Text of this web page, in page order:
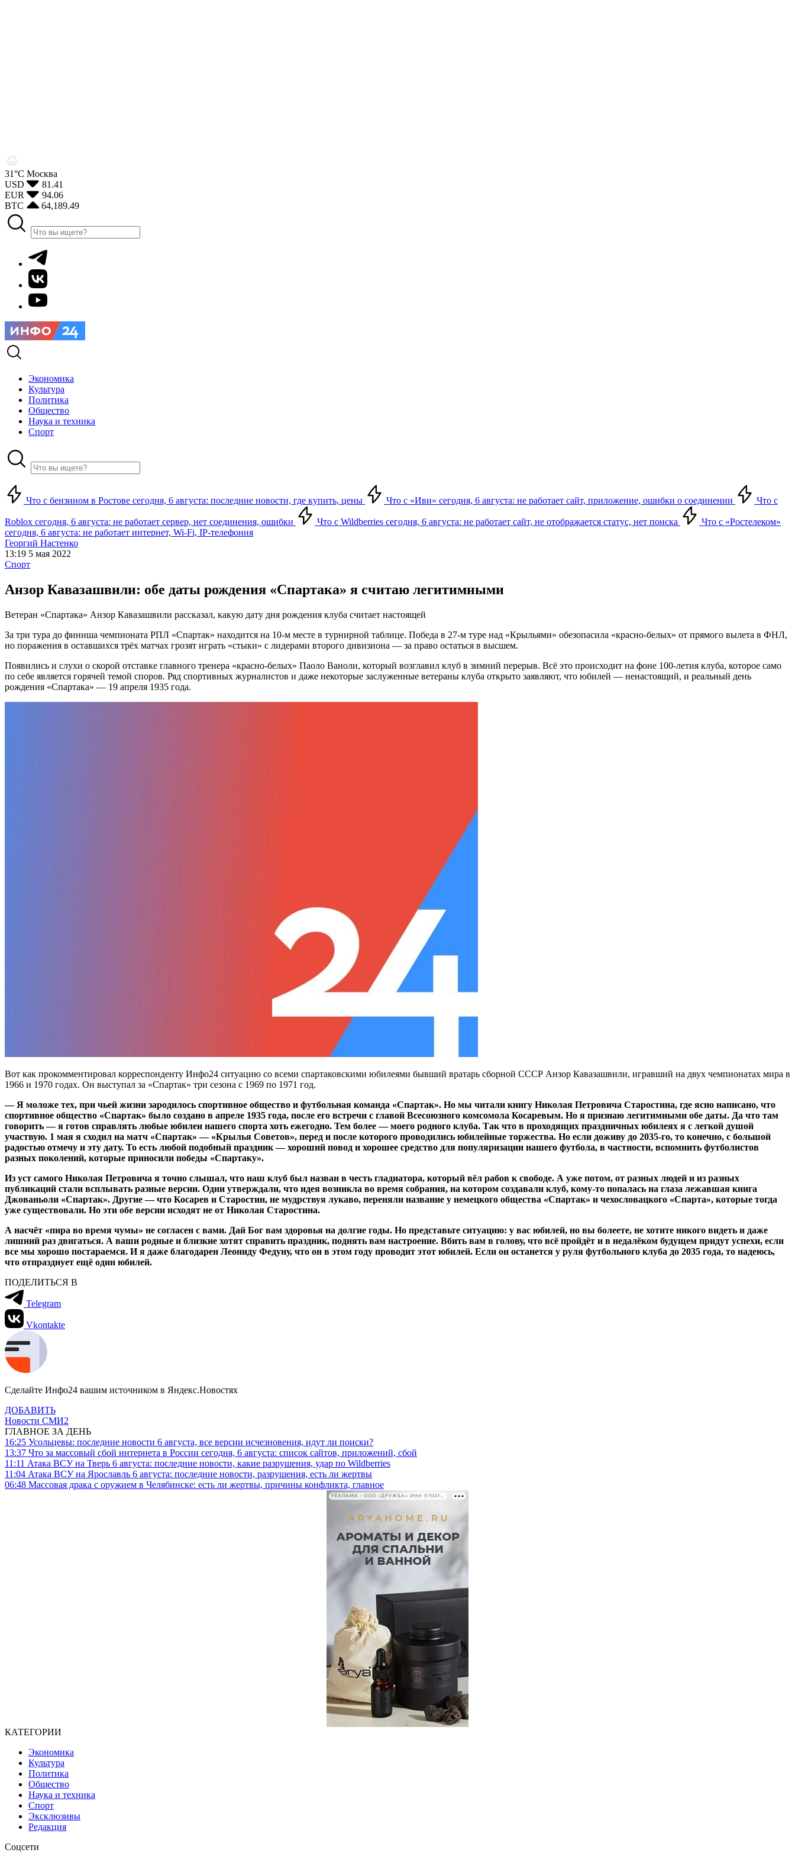
31°С Москва
USD
81.41
EUR
94.06
BTC
64,189.49
Экономика
Культура
Политика
Общество
Наука и техника
Спорт
Что с бензином в Ростове сегодня, 6 августа: последние новости, где купить, цены Что с «Иви» сегодня, 6 августа: не работает сайт, приложение, ошибки о соединении Что с
Roblox сегодня, 6 августа: не работает сервер, нет соединения, ошибки Что с Wildberries сегодня, 6 августа: не работает сайт, не отображается статус, нет поиска
Что с «Ростелеком»
сегодня, 6 августа: не работает интернет, Wi-Fi, IP-телефония
Георгий Настенко
13:19 5 мая 2022
Спорт
Анзор Кавазашвили: обе даты рождения «Спартака» я считаю легитимными
Ветеран «Спартака» Анзор Кавазашвили рассказал, какую дату дня рождения клуба считает настоящей
За три тура до финиша чемпионата РПЛ «Спартак» находится на 10-м месте в турнирной таблице. Победа в 27-м туре над «Крыльями» обезопасила «красно-белых» от прямого вылета в ФНЛ,
но поражения в оставшихся трёх матчах грозят играть «стыки» с лидерами второго дивизиона — за право остаться в высшем.
Появились и слухи о скорой отставке главного тренера «красно-белых» Паоло Ваноли, который возглавил клуб в зимний перерыв. Всё это происходит на фоне 100-летия клуба, которое само
по себе является горячей темой споров. Ряд спортивных журналистов и даже некоторые заслуженные ветераны клуба открыто заявляют, что юбилей — ненастоящий, и реальный день
рождения «Спартака» — 19 апреля 1935 года.
Вот как прокомментировал корреспонденту Инфо24 ситуацию со всеми спартаковскими юбилеями бывший вратарь сборной СССР Анзор Кавазашвили, игравший на двух чемпионатах мира в
1966 и 1970 годах. Он выступал за «Спартак» три сезона с 1969 по 1971 год.
— Я моложе тех, при чьей жизни зародилось спортивное общество и футбольная команда «Спартак». Но мы читали книгу Николая Петровича Старостина, где ясно написано, что
спортивное общество «Спартак» было создано в апреле 1935 года, после его встречи с главой Всесоюзного комсомола Косаревым. Но я признаю легитимными обе даты. Да что там
говорить — я готов справлять любые юбилеи нашего спорта хоть ежегодно. Тем более — моего родного клуба. Так что в проходящих праздничных юбилеях я с легкой душой
участвую. 1 мая я сходил на матч «Спартак» — «Крылья Советов», перед и после которого проводились юбилейные торжества. Но если доживу до 2035-го, то конечно, с большой
радостью отмечу и эту дату. То есть любой подобный праздник — хороший повод и хорошее средство для популяризации нашего футбола, в частности, вспомнить футболистов
разных поколений, которые приносили победы «Спартаку».
Из уст самого Николая Петровича я точно слышал, что наш клуб был назван в честь гладиатора, который вёл рабов к свободе. А уже потом, от разных людей и из разных
публикаций стали всплывать разные версии. Одни утверждали, что идея возникла во время собрания, на котором создавали клуб, кому-то попалась на глаза лежавшая книга
Джованьоли «Спартак». Другие — что Косарев и Старостин, не мудрствуя лукаво, переняли название у немецкого общества «Спартак» и чехословацкого «Спарта», которые тогда
уже существовали. Но эти обе версии исходят не от Николая Старостина.
А насчёт «пира во время чумы» не согласен с вами. Дай Бог вам здоровья на долгие годы. Но представьте ситуацию: у вас юбилей, но вы болеете, не хотите никого видеть и даже
лишний раз двигаться. А ваши родные и близкие хотят справить праздник, поднять вам настроение. Вбить вам в голову, что всё пройдёт и в недалёком будущем придут успехи, если
все мы хорошо постараемся. И я даже благодарен Леониду Федуну, что он в этом году проводит этот юбилей. Если он останется у руля футбольного клуба до 2035 года, то надеюсь,
что отпразднует ещё один юбилей.
ПОДЕЛИТЬСЯ В
Telegram
Vkontakte
Сделайте Инфо24 вашим источником в Яндекс.Новостях
ДОБАВИТЬ
Новости СМИ2
ГЛАВНОЕ ЗА ДЕНЬ
16:25 Усольцевы: последние новости 6 августа, все версии исчезновения, идут ли поиски?
13:37 Что за массовый сбой интернета в России сегодня, 6 августа: список сайтов, приложений, сбой
11:11 Атака ВСУ на Тверь 6 августа: последние новости, какие разрушения, удар по Wildberries
11:04 Атака ВСУ на Ярославль 6 августа: последние новости, разрушения, есть ли жертвы
06:48 Массовая драка с оружием в Челябинске: есть ли жертвы, причины конфликта, главное
РЕКЛАМА • ООО «ДРУЖБА» ИНН 9704146411
КАТЕГОРИИ
Экономика
Культура
Политика
Общество
Наука и техника
Спорт
Эксклюзивы
Редакция
Соцсети